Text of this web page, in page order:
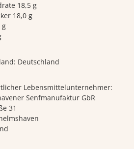
18,5 g
18,0 g
g
Deutschland
Lebensmittelunternehmer:
Senfmanufaktur GbR
31